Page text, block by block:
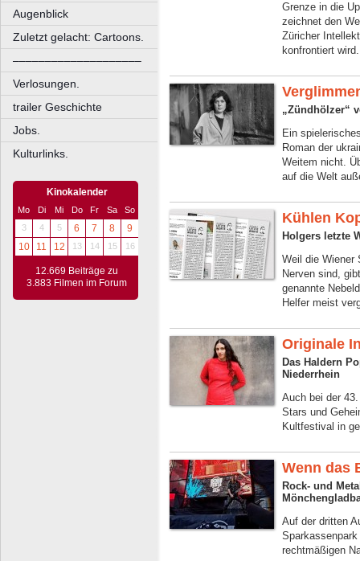
Augenblick
Zuletzt gelacht: Cartoons.
––––––––––––––––––––
Verlosungen.
trailer Geschichte
Jobs.
Kulturlinks.
Kinokalender
Mo Di Mi Do Fr Sa
So
3
4 5 6 7 8
9
10
11 12 13 14 15 16
12.669 Beiträge zu
3.883 Filmen im Forum
Grenze in die
zeichnet den
Züricher
konfrontiert wird.
„Zündhölzer“
Ein
Roman der
Weitem nicht.
auf die Welt
Kühlen
Holgers letzte
Weil die Wiener
Nerven sind,
genannte
Helfer meist
Originale
Das Haldern
Niederrhein
Auch bei der
Stars und
Kultfestival in
Wenn das
Rock- und
Auf der dritten
rechtmäßigen